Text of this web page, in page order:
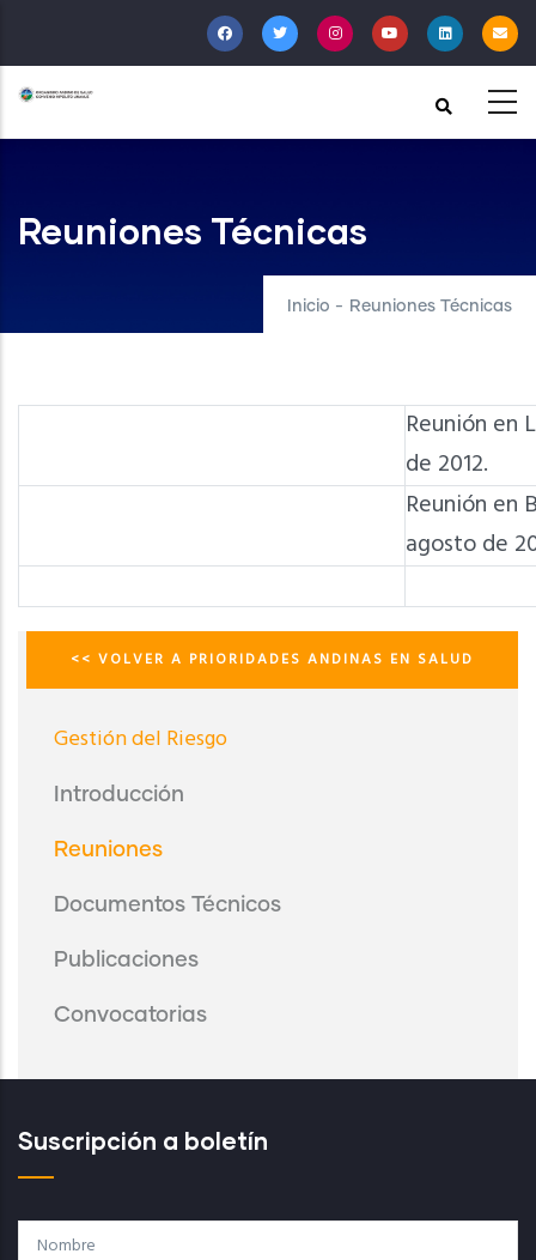
al
contenido
principal
Reuniones Técnicas
Inicio - Reuniones Técnicas
Reunión en
de 2012.
Reunión en
agosto de
<< VOLVER A PRIORIDADES ANDINAS EN SALUD
del
Gestión del Riesgo
Introducción
Reuniones
Documentos Técnicos
Publicaciones
Convocatorias
Suscripción a boletín
Nombre